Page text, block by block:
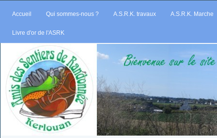
Accueil Qui sommes-nous ? A.S.R.K. travaux A.S.R.K. Marche
Livre d'or de l'ASRK